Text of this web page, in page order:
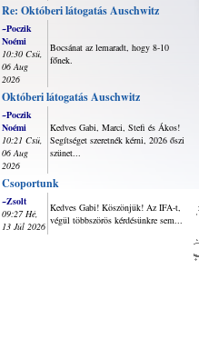
Re: Októberi látogatás Auschwitz
~Poczik
Noémi
10:30 Csü,
06 Aug
2026
Bocsánat az lemaradt, hogy 8-10
főnek.
Októberi látogatás Auschwitz
~Poczik
Noémi
10:21 Csü,
06 Aug
2026
Kedves Gabi, Marci, Stefi és Ákos!
Segítséget szeretnék kérni, 2026 őszi
szünet...
Csoportunk
~Zsolt
09:27 Hé,
13 Júl 2026
Kedves Gabi! Köszönjük! Az IFA-t,
végül többszörös kérdésünkre sem...